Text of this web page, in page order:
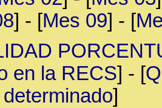
] - [Mes 09] - [
en la RECS] - [
]